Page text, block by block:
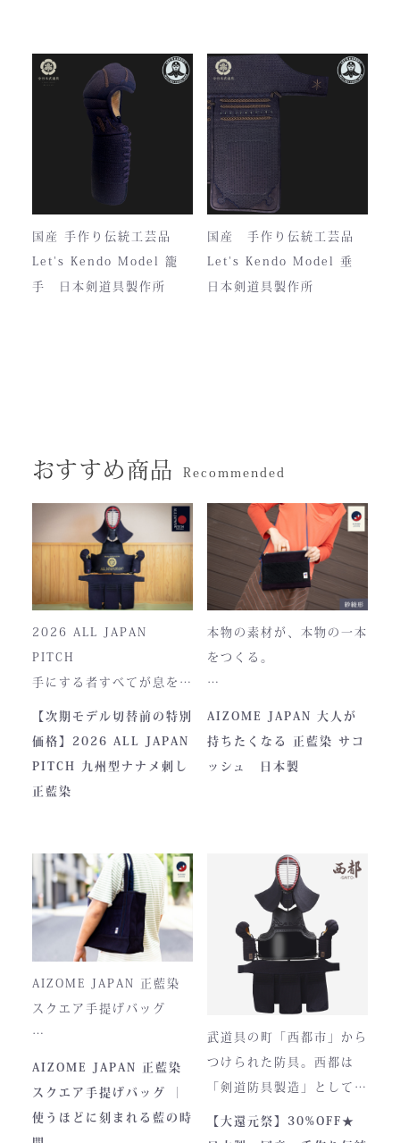
国産 手作り伝統工芸品
Let's Kendo Model 籠
手 日本剣道具製作所
国産 手作り伝統工芸品
Let's Kendo Model 垂
日本剣道具製作所
おすすめ商品 Recommended
2026 ALL JAPAN
PITCH
手にする者すべてが息をの
む、現代剣道具の頂点。一
度着けた者にしかわからな
い、“本物”の存在感。ALL
JAPAN PITCHは、全国の
堅牢さ、美しい造形、そし
て驚くほどの機動力。実戦
に必要な「守り」と「動
き」を極限まで高めたこの
一式は、まさに現代剣道具
の完成形と呼ぶにふさわし
い逸品です。余計な装飾を
一切排し、機能美だけを追
は、全日本武道具が誇
【次期モデル切替前の特別
価格】2026 ALL JAPAN
PITCH 九州型ナナメ刺し
正藍染
本物の素材が、本物の一本
をつくる。
本製品は、日本が誇る伝統
素材「正藍染生地」を使用
し、熊本の製作拠点にて一
正藍染ならではの深みある
色合いは、使い込むほどに
風合いが増し、唯一無二の
存在へと変化。
さらに、熊本の熟練職人に
AIZOME JAPAN 大人が
持ちたくなる 正藍染 サコ
ッシュ 日本製
AIZOME JAPAN 正藍染
スクエア手提げバッグ
提げバッグです。
AIZOME JAPAN 正藍染
スクエア手提げバッグ ｜
使うほどに刻まれる藍の時
武道具の町「西都市」から
つけられた防具。西都は
「剣道防具製造」として町
のPRやふるさと納税のた
めに作られました。しかし
【大還元祭】30%OFF★